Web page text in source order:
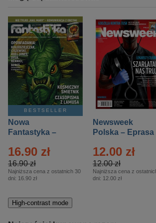
BESTSELLER
Nowa
Fantastyka –
16.90 zł
16.90 zł
Najniższa cena z ostatnich 30
dni: 16.90 zł
Newsweek
Polska – Eprasa
12.00 zł
12.00 zł
Najniższa cena z
dni: 12.00 zł
High-contrast mode